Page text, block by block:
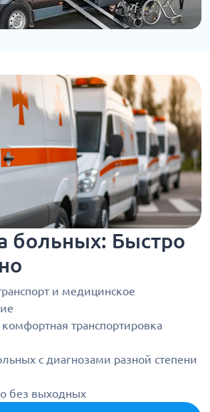
больных: Быстро
и медицинское
транспортировка
с диагнозами разной степени
без выходных